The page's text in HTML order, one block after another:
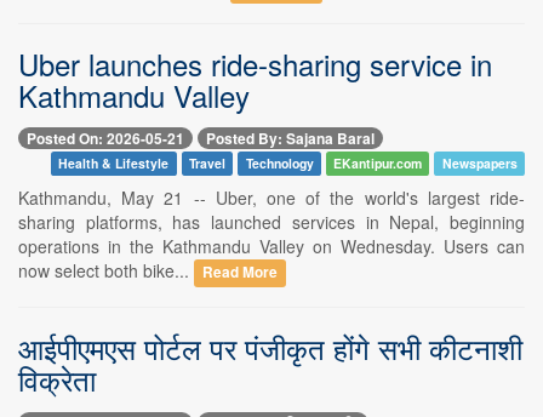
Uber launches ride-sharing service in
Kathmandu Valley
Posted On: 2026-05-21 Posted By: Sajana Baral
Health & Lifestyle Travel Technology EKantipur.com Newspapers
Kathmandu, May 21 -- Uber, one of the world's largest ride-
sharing platforms, has launched services in Nepal, beginning
operations in the Kathmandu Valley on Wednesday. Users can
now select both bike...
Read More
आईपीएमएस पोर्टल पर पंजीकृत होंगे सभी कीटनाशी
विक्रेता